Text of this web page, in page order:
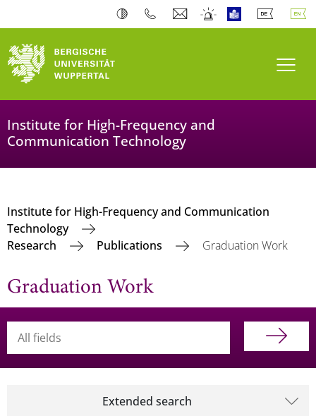
Institute for High-Frequency and
Communication Technology
Institute for High-Frequency and Communication
Technology
Research
Publications Graduation Work
Graduation Work
Searchterm
Extended search